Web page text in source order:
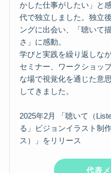
かした仕事がしたい」と
代で独立しました。独立
ングに出会い、「聴いて
さ」に感動。
学びと実践を繰り返しな
セミナー、ワークショッ
な場で視覚化を通じた意
してきました。
2025年2月 「聴いて（
る」ビジョンイラスト制
ス）」をリリース
代表